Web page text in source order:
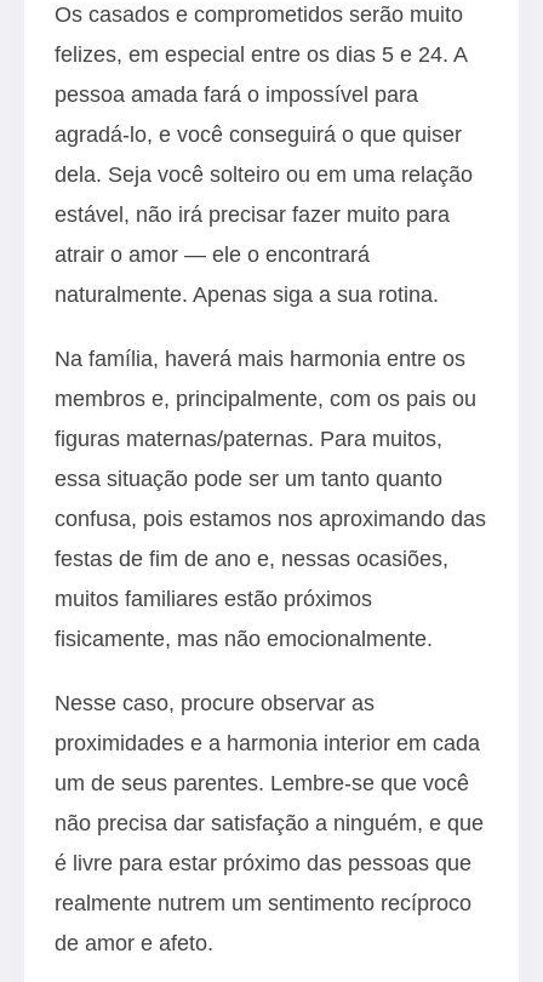
Os casados e comprometidos serão muito
felizes, em especial entre os dias 5 e 24. A
pessoa amada fará o impossível para
agradá-lo, e você conseguirá o que quiser
dela. Seja você solteiro ou em uma relação
estável, não irá precisar fazer muito para
atrair o amor — ele o encontrará
naturalmente. Apenas siga a sua rotina.
Na família, haverá mais harmonia entre os
membros e, principalmente, com os pais ou
figuras maternas/paternas. Para muitos,
essa situação pode ser um tanto quanto
confusa, pois estamos nos aproximando das
festas de fim de ano e, nessas ocasiões,
muitos familiares estão próximos
fisicamente, mas não emocionalmente.
Nesse caso, procure observar as
proximidades e a harmonia interior em cada
um de seus parentes. Lembre-se que você
não precisa dar satisfação a ninguém, e que
é livre para estar próximo das pessoas que
realmente nutrem um sentimento recíproco
de amor e afeto.